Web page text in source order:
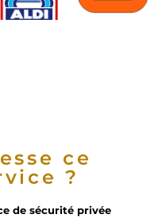
ce
?
de sécurité privée